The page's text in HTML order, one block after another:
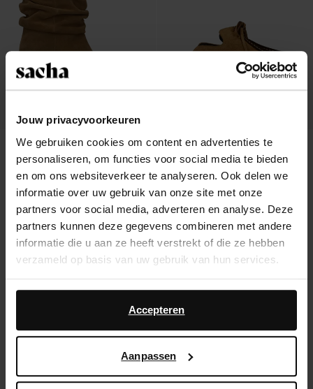
Jouw privacyvoorkeuren
We gebruiken cookies om content en advertenties te
personaliseren, om functies voor social media te bieden
en om ons websiteverkeer te analyseren. Ook delen we
informatie over uw gebruik van onze site met onze
partners voor social media, adverteren en analyse. Deze
partners kunnen deze gegevens combineren met andere
informatie die u aan ze heeft verstrekt of die ze hebben
verzameld op basis van uw gebruik van hun services.
Daarnaast werken wij samen met Google voor
advertentie- en meetdoeleinden. Meer informatie over
hoe Google uw persoonsgegevens gebruikt, vindt u op
Accepteren
Aanpassen
Beige suède slouchy enkellaarsjes
met hak
167.99
Beige suède clogs met bruine upper
94.98
56.99
Over Sacha
Klantenservice
Verzending & levering
Ruilen & retourneren
Brandstores